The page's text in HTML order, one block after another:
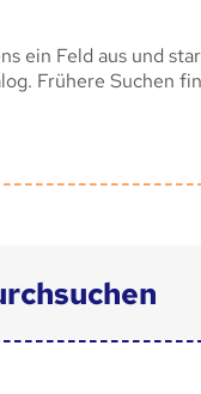
ein Feld aus und
Frühere Suchen